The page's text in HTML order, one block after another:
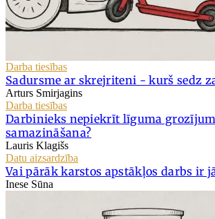
Darba tiesības
Sadursme ar skrejriteni - kurš sedz
Arturs Smirjagins
Darba tiesības
Darbinieks nepiekrīt līguma
samazināšana?
Lauris Klagišs
Datu aizsardzība
Vai pārāk karstos apstākļos darbs ir
Inese Sūna